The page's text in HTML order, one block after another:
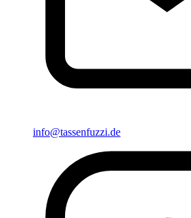
info@tassenfuzzi.de